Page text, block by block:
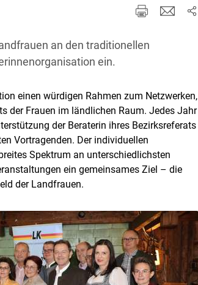
an den traditionellen
ein.
einen würdigen Rahmen zum Netzwerken,
der Frauen im ländlichen Raum. Jedes Jahr
der Beraterin ihres Bezirksreferats
Vortragenden. Der individuellen
Spektrum an unterschiedlichsten
ein gemeinsames Ziel – die
der Landfrauen.